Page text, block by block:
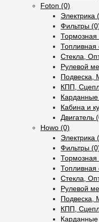
Foton (0)
Электрика
Фильтры
Тормозная
Топливная
Стекла,
Рулевой
Подвеска,
КПП,
Кабина и
Двигатель
Howo (0)
Электрика
Фильтры
Тормозная
Топливная
Стекла,
Рулевой
Подвеска,
КПП,